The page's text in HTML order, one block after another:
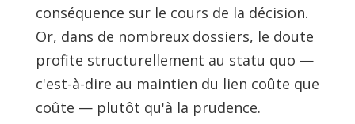
conséquence sur le cours de la décision.
Or, dans de nombreux dossiers, le doute
profite structurellement au statu quo —
c'est-à-dire au maintien du lien coûte que
coûte — plutôt qu'à la prudence.